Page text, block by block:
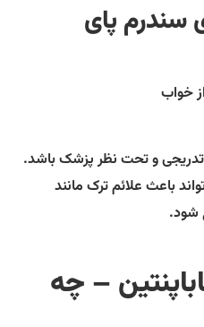
پای
و تحت نظر پزشک باشد.
باعث علائم ترک مانند
– چه